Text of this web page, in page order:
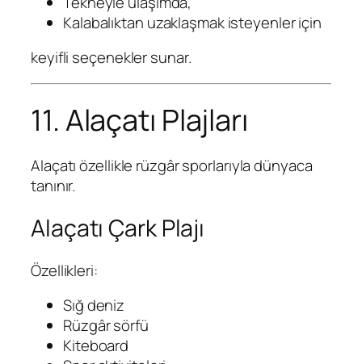
Kalabalıktan uzaklaşmak isteyenler için
keyifli seçenekler sunar.
11. Alaçatı Plajları
Alaçatı özellikle rüzgâr sporlarıyla dünyaca
tanınır.
Alaçatı Çark Plajı
Özellikleri:
Sığ deniz
Rüzgâr sörfü
Kiteboard